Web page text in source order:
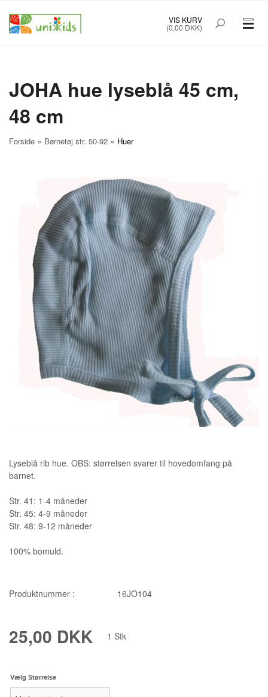
VIS KURV
(0,00 DKK)
BØRNETØJ STR. 50-92
BABYUDSTYR
TILBUD
OM UNIK KIDS
KØBSINFO INFO
FOREDRAG NYHEDSBREV
JOHA hue lyseblå 45 cm,
48 cm
Forside » Børnetøj str. 50-92 » Huer
Lyseblå rib hue. OBS: størrelsen svarer til hovedomfang på
barnet.
Str. 41: 1-4 måneder
Str. 45: 4-9 måneder
Str. 48: 9-12 måneder
100% bomuld.
Produktnummer : 16JO104
25,00 DKK 1 Stk
Vælg Størrelse